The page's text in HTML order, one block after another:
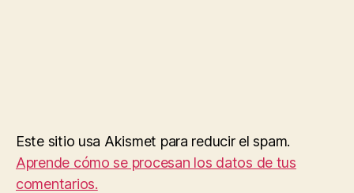
Este sitio usa Akismet para reducir el spam.
Aprende cómo se procesan los datos de tus
comentarios.